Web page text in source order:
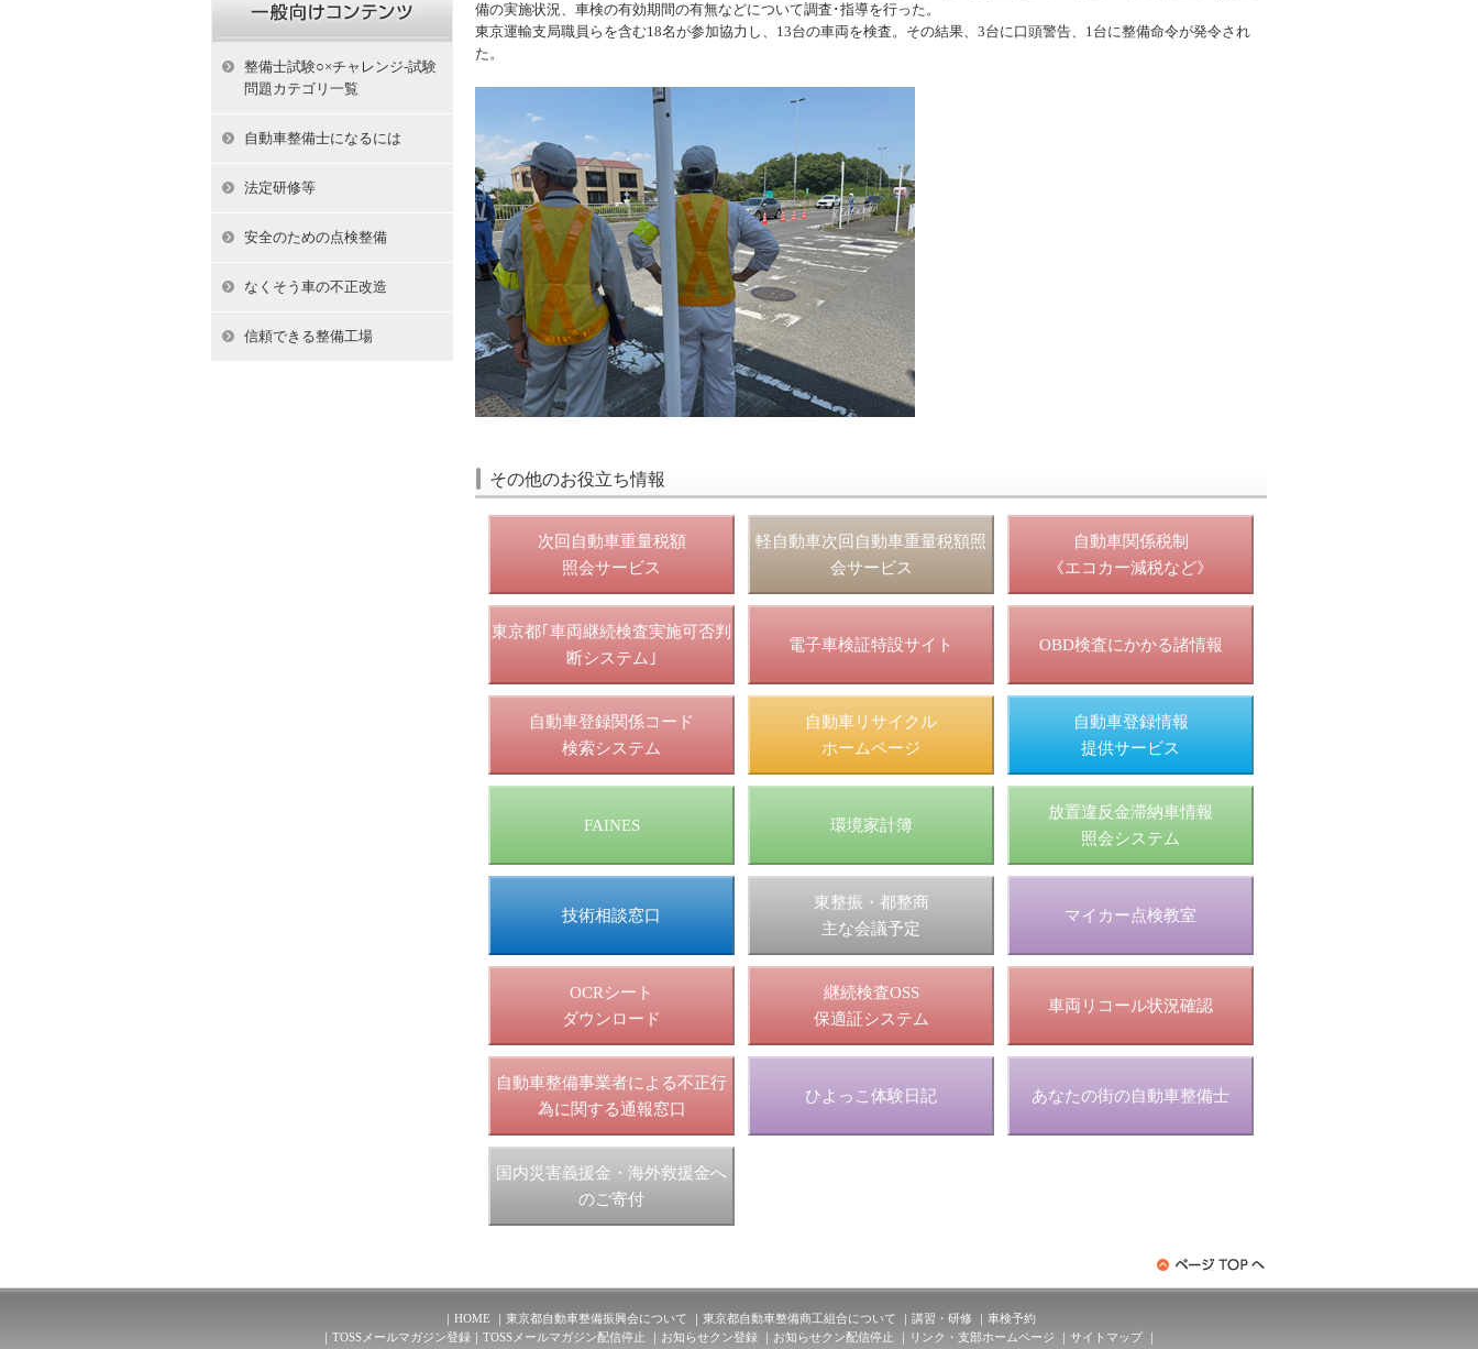
備の実施状況、車検の有効期間の有無などについて調査･指導を行った。
東京運輸支局職員らを含む18名が参加協力し、13台の車両を検査。その結果、3台に口頭警告、1台に整備命令が発令され
た。
その他のお役立ち情報
次回自動車重量税額
照会サービス
軽自動車次回自動車重量税額照
会サービス
自動車関係税制
《エコカー減税など》
東京都｢車両継続検査実施可否判
断システム｣
電子車検証特設サイト OBD検査にかかる諸情報
自動車登録関係コード
検索システム
自動車リサイクル
ホームページ
自動車登録情報
提供サービス
FAINES 環境家計簿
放置違反金滞納車情報
照会システム
技術相談窓口
東整振・都整商
主な会議予定
マイカー点検教室
OCRシート
ダウンロード
継続検査OSS
保適証システム
車両リコール状況確認
自動車整備事業者による不正行
為に関する通報窓口
ひよっこ体験日記 あなたの街の自動車整備士
国内災害義援金・海外救援金へ
のご寄付
整備士試験○×チャレンジ-試験
問題カテゴリ一覧
自動車整備士になるには
法定研修等
安全のための点検整備
なくそう車の不正改造
信頼できる整備工場
HOME 東京都自動車整備振興会について 東京都自動車整備商工組合について 講習・研修
車検予約
TOSSメールマガジン登録
TOSSメールマガジン配信停止 お知らせクン登録 お知らせクン配信停止 リンク・支部ホームページ サイトマップ